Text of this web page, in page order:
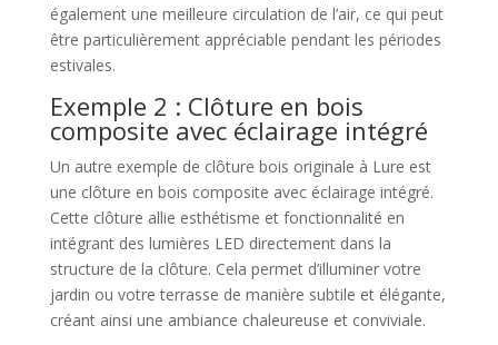
également une meilleure circulation de l’air, ce qui peut
être particulièrement appréciable pendant les périodes
estivales.
Exemple 2 : Clôture en bois
composite avec éclairage intégré
Un autre exemple de clôture bois originale à Lure est
une clôture en bois composite avec éclairage intégré.
Cette clôture allie esthétisme et fonctionnalité en
intégrant des lumières LED directement dans la
structure de la clôture. Cela permet d’illuminer votre
jardin ou votre terrasse de manière subtile et élégante,
créant ainsi une ambiance chaleureuse et conviviale.